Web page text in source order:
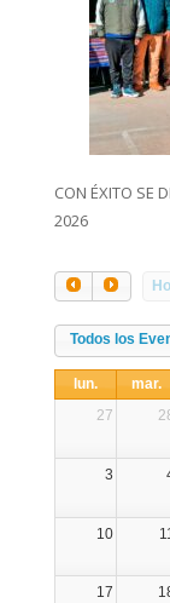
CON ÉXITO SE
2026
lun. mar.
27
3
10
17